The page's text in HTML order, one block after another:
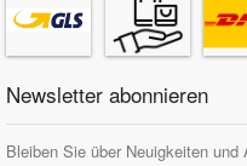
Newsletter abonnieren
Bleiben Sie über Neuigkeiten und